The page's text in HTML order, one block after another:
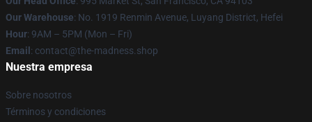
Our Warehouse: No. 1919 Renmin Avenue, Luyang District, Hefei
Hour: 9AM – 5PM (Mon – Fri)
Email : contact@the-madness.shop
Nuestra empresa
Sobre nosotros
Términos y condiciones